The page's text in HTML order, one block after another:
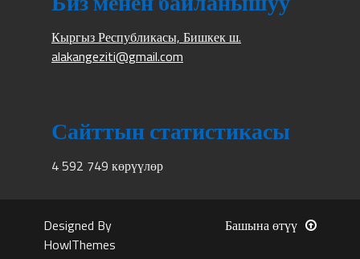
Кыргыз Республикасы, Бишкек ш.
alakangeziti@gmail.com
Сайттын статистикасы
4 592 749 көрүүлөр
Designed By
HowlThemes
Башына өтүү